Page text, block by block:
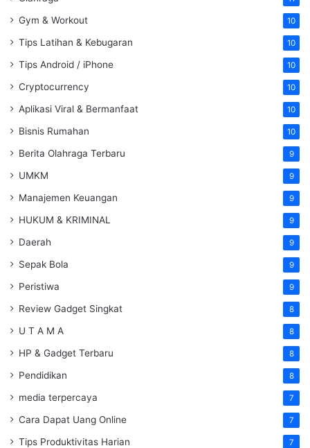
Gym & Workout 10
Tips Latihan & Kebugaran 10
Tips Android / iPhone 10
Cryptocurrency 10
Aplikasi Viral & Bermanfaat 10
Bisnis Rumahan 10
Berita Olahraga Terbaru 9
UMKM 9
Manajemen Keuangan 9
HUKUM & KRIMINAL 9
Daerah 9
Sepak Bola 9
Peristiwa 9
Review Gadget Singkat 8
U T A M A 8
HP & Gadget Terbaru 8
Pendidikan 8
media terpercaya 7
Cara Dapat Uang Online 7
Tips Produktivitas Harian 7